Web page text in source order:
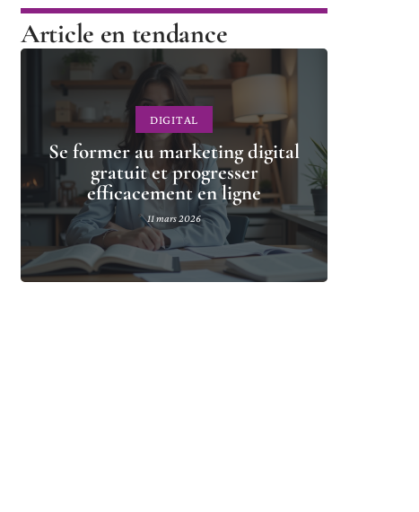
Article en tendance
DIGITAL
Se former au marketing digital
gratuit et progresser
efficacement en ligne
11 mars 2026